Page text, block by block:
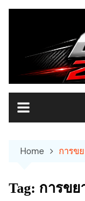
Skip
Home การข
Tag: การขย